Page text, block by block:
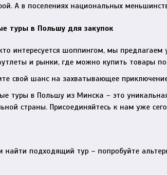
А в поселениях национальных
туры в Польшу для закупок
интересуется шоппингом, мы
и рынки, где можно купить товары
свой шанс на захватывающее
туры в Польшу из Минска – это
страны. Присоединяйтесь к нам уже
найти подходящий тур – попробуйте